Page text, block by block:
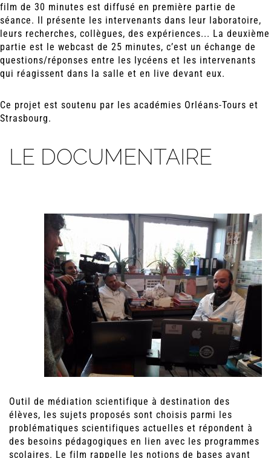
film de 30 minutes est diffusé en première partie de
séance. Il présente les intervenants dans leur laboratoire,
leurs recherches, collègues, des expériences... La deuxième
partie est le webcast de 25 minutes, c’est un échange de
questions/réponses entre les lycéens et les intervenants
qui réagissent dans la salle et en live devant eux.
Ce projet est soutenu par les académies Orléans-Tours et
Strasbourg.
LE DOCUMENTAIRE
Outil de médiation scientifique à destination des
élèves, les sujets proposés sont choisis parmi les
problématiques scientifiques actuelles et répondent à
des besoins pédagogiques en lien avec les programmes
scolaires. Le film rappelle les notions de bases avant